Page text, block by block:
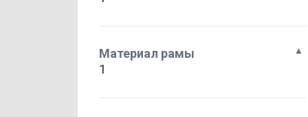
Материал рамы
1